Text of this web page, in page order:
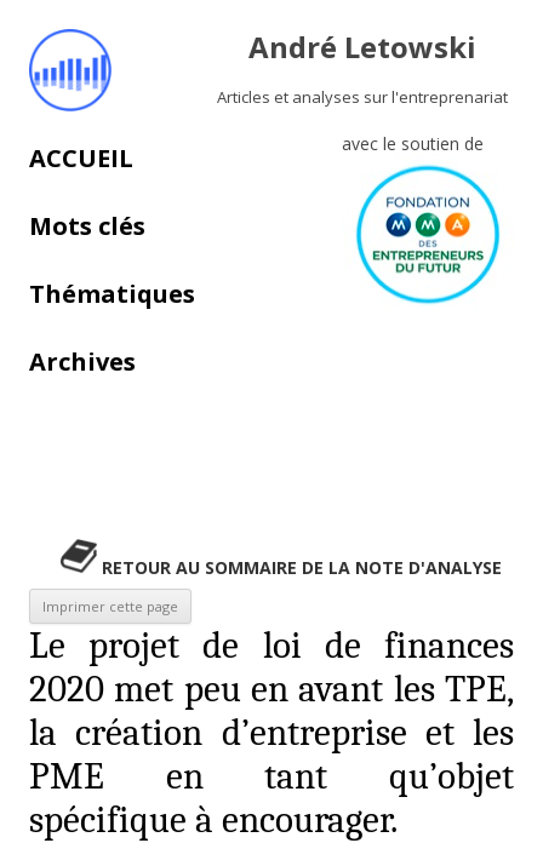
André Letowski
Articles et analyses sur l'entreprenariat
avec le soutien de
Aller au contenu principal
ACCUEIL
Mots clés
Thématiques
Archives
RETOUR AU SOMMAIRE DE LA NOTE D'ANALYSE
Le projet de loi de finances
2020 met peu en avant les TPE,
la création d’entreprise et les
PME en tant qu’objet
spécifique à encourager.